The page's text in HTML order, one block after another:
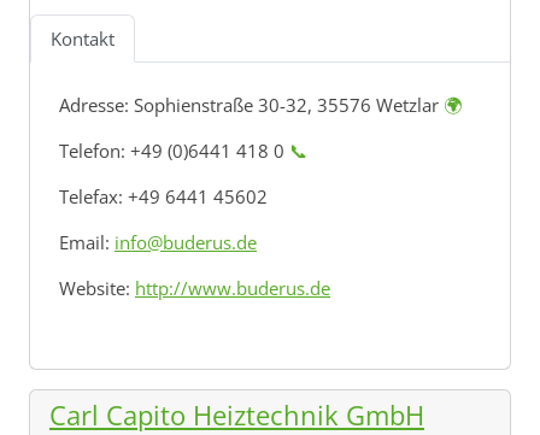
Kontakt
Adresse: Sophienstraße 30-32, 35576 Wetzlar 🌍
Telefon: +49 (0)6441 418 0 📞
Telefax: +49 6441 45602
Email: info@buderus.de
Website: http://www.buderus.de
Carl Capito Heiztechnik GmbH